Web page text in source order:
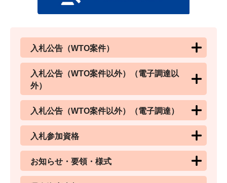
入札公告（WTO案件）
入札公告（WTO案件以外）（電子調達以
外）
入札公告（WTO案件以外）（電子調達）
入札参加資格
お知らせ・要領・様式